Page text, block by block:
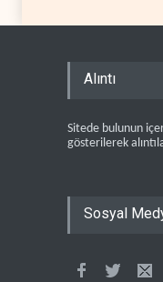
Alıntı
Sitede bulunun
gösterilerek
Sosyal